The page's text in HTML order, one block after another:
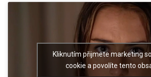
Kliknutím přijmete marketing
cookie a povolíte tento